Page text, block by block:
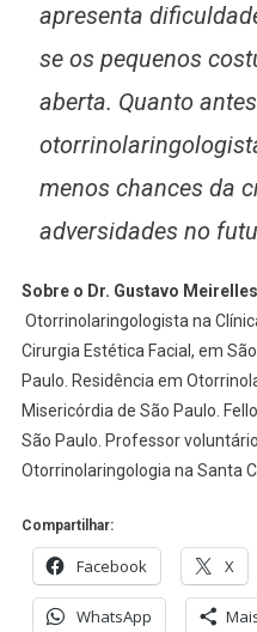
apresenta
se os pequenos
aberta. Quanto
menos chances da
adversidades no
Sobre o Dr. Gustavo
Otorrinolaringologista na
Cirurgia Estética Facial, em
Paulo. Residência em
Misericórdia de São Paulo.
São Paulo. Professor
Otorrinolaringologia na Santa
Compartilhar:
Facebook X
WhatsApp